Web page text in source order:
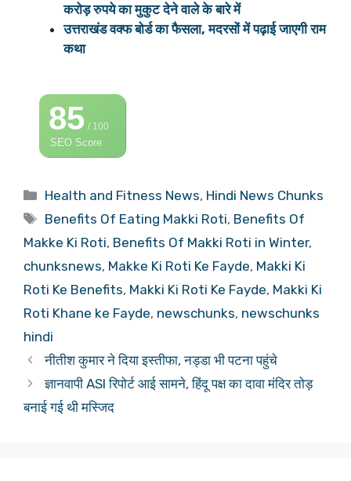
करोड़ रुपये का मुकुट देने वाले के बारे में
उत्तराखंड वक्फ बोर्ड का फैसला, मदरसों में पढ़ाई जाएगी राम
कथा
85/ 100
SEO Score
Categories
Health and Fitness News, Hindi News Chunks
Tags
Benefits Of Eating Makki Roti, Benefits Of
Makke Ki Roti, Benefits Of Makki Roti in Winter,
chunksnews, Makke Ki Roti Ke Fayde, Makki Ki
Roti Ke Benefits, Makki Ki Roti Ke Fayde, Makki Ki
Roti Khane ke Fayde, newschunks, newschunks
hindi
नीतीश कुमार ने दिया इस्तीफा, नड्डा भी पटना पहुंचे
ज्ञानवापी ASI रिपोर्ट आई सामने, हिंदू पक्ष का दावा मंदिर तोड़
बनाई गई थी मस्जिद